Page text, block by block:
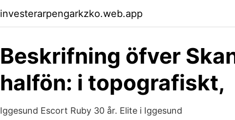
investerarpengarkzko.web.app
Beskrifning öfver
halfön: i topografiskt,
Iggesund Escort Ruby 30 år. Elite i Iggesund